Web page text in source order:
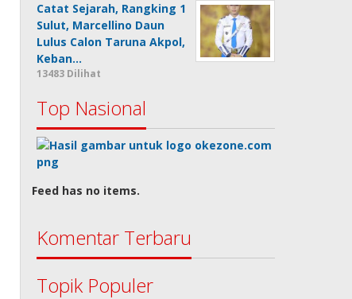
Catat Sejarah, Rangking 1
Sulut, Marcellino Daun
Lulus Calon Taruna Akpol,
Keban…
13483 Dilihat
Top Nasional
Feed has no items.
Komentar Terbaru
Topik Populer